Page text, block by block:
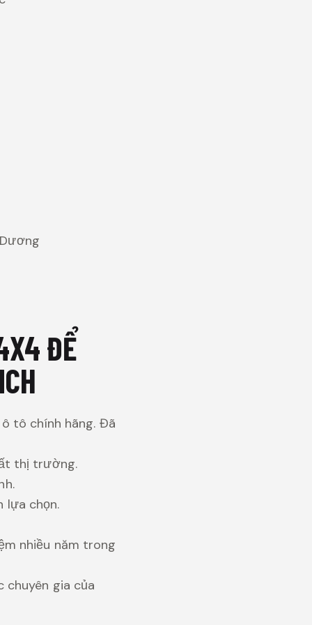
ĐỂ
tô chính hãng. Đã
thị trường.
lựa chọn.
nhiều năm trong
gia của